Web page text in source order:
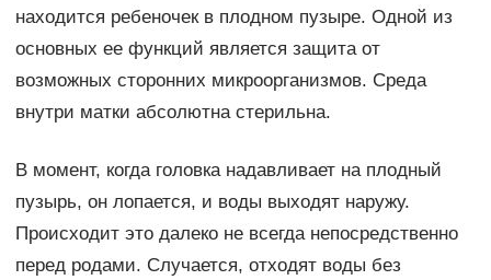
находится ребеночек в плодном пузыре. Одной из
основных ее функций является защита от
возможных сторонних микроорганизмов. Среда
внутри матки абсолютна стерильна.
В момент, когда головка надавливает на плодный
пузырь, он лопается, и воды выходят наружу.
Происходит это далеко не всегда непосредственно
перед родами. Случается, отходят воды без